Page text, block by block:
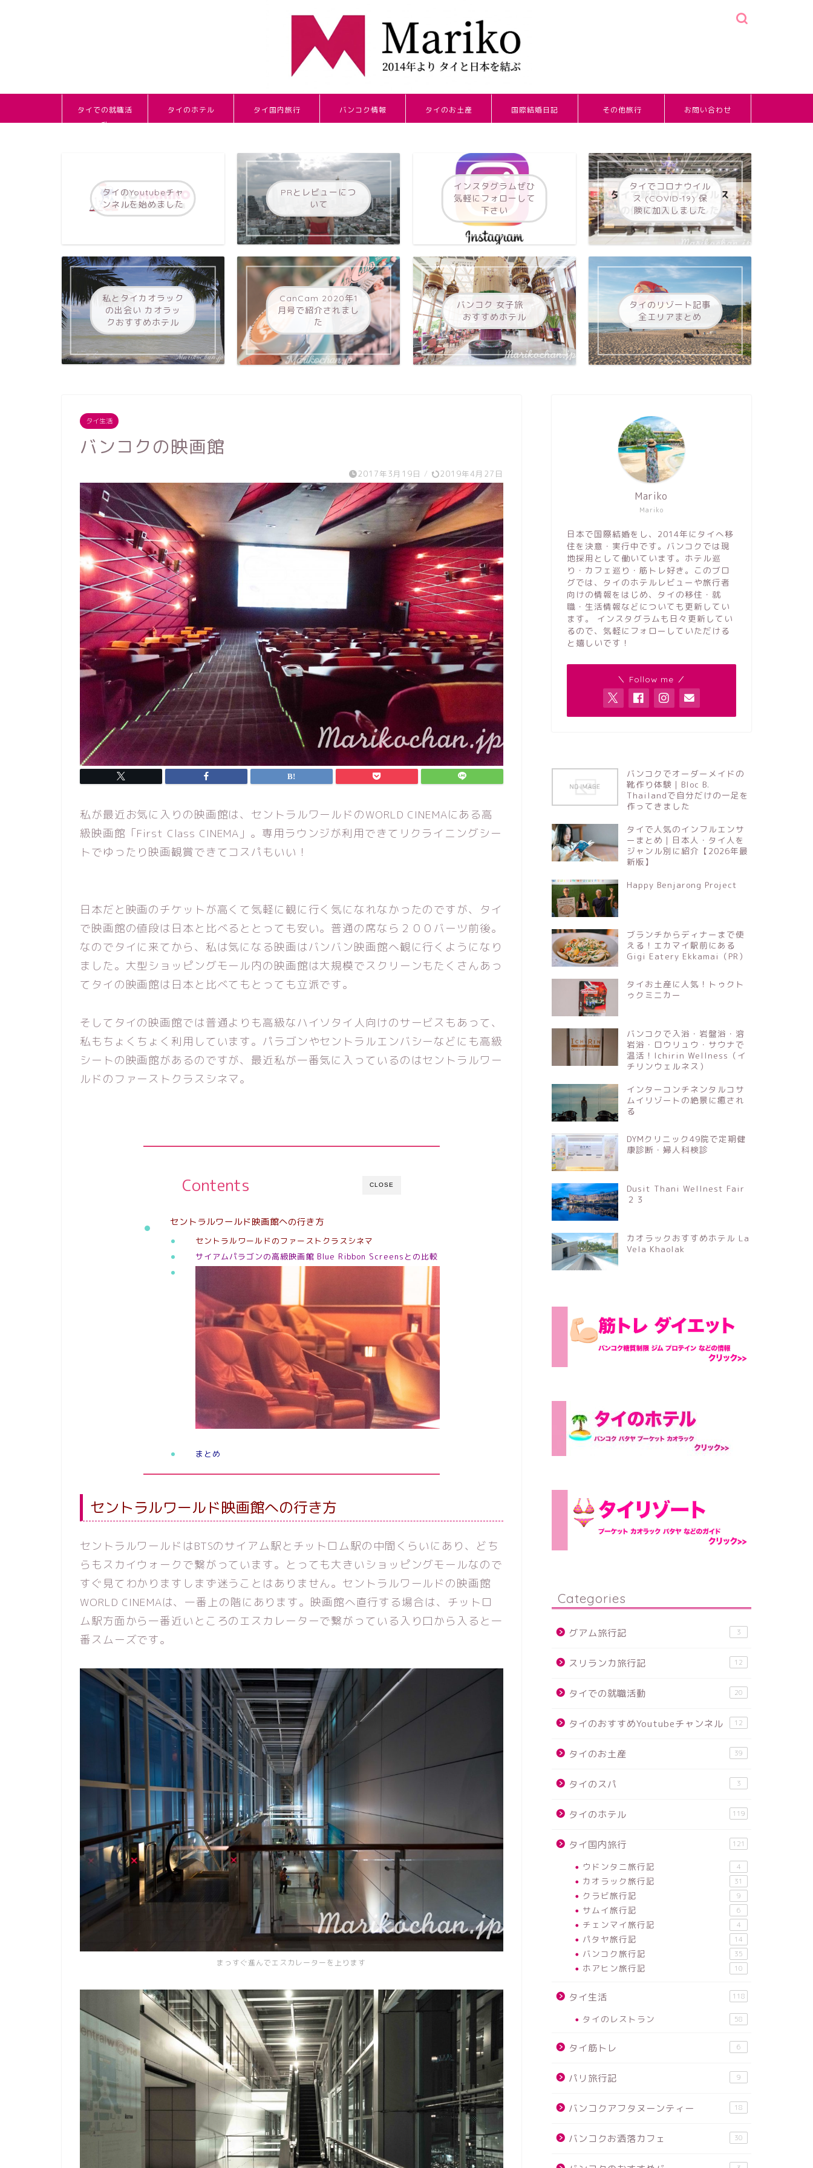
タイでの就職活
動
タイのホテル タイ国内旅行 バンコク情報 タイのお土産 国際結婚日記 その他旅行 お問い合わせ
タイのYoutubeチャ
ンネルを始めました
PRとレビューにつ
いて
インスタグラムぜひ
気軽にフォローして
下さい
タイでコロナウイル
ス (COVID-19) 保
険に加入しました
私とタイカオラック
の出会い カオラッ
クおすすめホテル
CanCam 2020年1
月号で紹介されまし
た
バンコク 女子旅
おすすめホテル
タイのリゾート記事
全エリアまとめ
タイ生活
バンコクの映画館
2017年3月19日 / 2019年4月27日
私が最近お気に入りの映画館は、セントラルワールドのWORLD CINEMAにある高
級映画館「First Class CINEMA」。専用ラウンジが利用できてリクライニングシー
トでゆったり映画観賞できてコスパもいい！
日本だと映画のチケットが高くて気軽に観に行く気になれなかったのですが、タイ
で映画館の値段は日本と比べるととっても安い。普通の席なら２００バーツ前後。
なのでタイに来てから、私は気になる映画はバンバン映画館へ観に行くようになり
ました。大型ショッピングモール内の映画館は大規模でスクリーンもたくさんあっ
てタイの映画館は日本と比べてもとっても立派です。
そしてタイの映画館では普通よりも高級なハイソタイ人向けのサービスもあって、
私もちょくちょく利用しています。パラゴンやセントラルエンバシーなどにも高級
シートの映画館があるのですが、最近私が一番気に入っているのはセントラルワー
ルドのファーストクラスシネマ。
CLOSE
Contents
セントラルワールド映画館への行き方
セントラルワールドのファーストクラスシネマ
サイアムパラゴンの高級映画館 Blue Ribbon Screensとの比較
まとめ
セントラルワールド映画館への行き方
セントラルワールドはBTSのサイアム駅とチットロム駅の中間くらいにあり、どち
らもスカイウォークで繋がっています。とっても大きいショッピングモールなので
すぐ見てわかりますしまず迷うことはありません。セントラルワールドの映画館
WORLD CINEMAは、一番上の階にあります。映画館へ直行する場合は、チットロ
ム駅方面から一番近いところのエスカレーターで繋がっている入り口から入ると一
番スムーズです。
まっすぐ進んでエスカレーターを上ります
Mariko
Mariko
日本で国際結婚をし、2014年にタイへ移
住を決意・実行中です。バンコクでは現
地採用として働いています。ホテル巡
り・カフェ巡り・筋トレ好き。このブロ
グでは、タイのホテルレビューや旅行者
向けの情報をはじめ、タイの移住・就
職・生活情報などについても更新してい
ます。 インスタグラムも日々更新してい
るので、気軽にフォローしていただける
と嬉しいです！
＼ Follow me ／
バンコクでオーダーメイドの
靴作り体験｜Bloc B.
Thailandで自分だけの一足を
作ってきました
タイで人気のインフルエンサ
ーまとめ｜日本人・タイ人を
ジャンル別に紹介【2026年最
新版】
Happy Benjarong Project
ブランチからディナーまで使
える！エカマイ駅前にある
Gigi Eatery Ekkamai（PR）
タイお土産に人気！トゥクト
ゥクミニカー
バンコクで入浴・岩盤浴・溶
岩浴・ロウリュウ・サウナで
温活！Ichirin Wellness（イ
チリンウェルネス）
インターコンチネンタルコサ
ムイリゾートの絶景に癒され
る
DYMクリニック49院で定期健
康診断・婦人科検診
Dusit Thani Wellnest Fair
２３
カオラックおすすめホテル La
Vela Khaolak
Categories
グアム旅行記 3
スリランカ旅行記 12
タイでの就職活動 20
タイのおすすめYoutubeチャンネル 12
タイのお土産 39
タイのスパ 3
タイのホテル 119
タイ国内旅行 121
ウドンタニ旅行記 4
カオラック旅行記 31
クラビ旅行記 9
サムイ旅行記 6
チェンマイ旅行記 4
パタヤ旅行記 14
バンコク旅行記 35
ホアヒン旅行記 10
タイ生活 118
タイのレストラン 58
タイ筋トレ 6
パリ旅行記 9
バンコクアフタヌーンティー 18
バンコクお洒落カフェ 30